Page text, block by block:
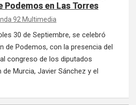
Podemos en Las Torres
92 Multimedia
30 de Septiembre, se celebró
de Podemos, con la presencia del
congreso de los diputados
Murcia, Javier Sánchez y el